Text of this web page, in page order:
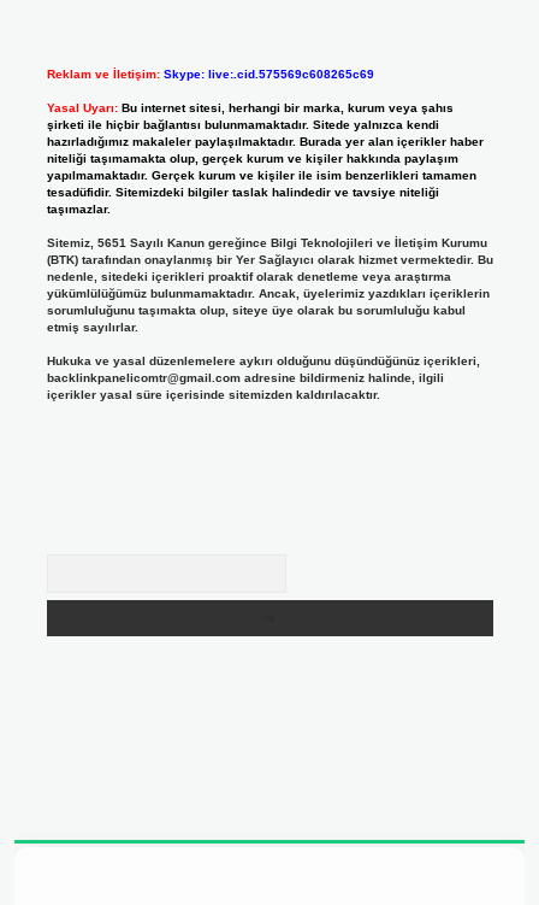
Reklam ve İletişim: Skype: live:.cid.575569c608265c69
Yasal Uyarı: Bu internet sitesi, herhangi bir marka, kurum veya şahıs
şirketi ile hiçbir bağlantısı bulunmamaktadır. Sitede yalnızca kendi
hazırladığımız makaleler paylaşılmaktadır. Burada yer alan içerikler haber
niteliği taşımamakta olup, gerçek kurum ve kişiler hakkında paylaşım
yapılmamaktadır. Gerçek kurum ve kişiler ile isim benzerlikleri tamamen
tesadüfidir. Sitemizdeki bilgiler taslak halindedir ve tavsiye niteliği
taşımazlar.
Sitemiz, 5651 Sayılı Kanun gereğince Bilgi Teknolojileri ve İletişim Kurumu
(BTK) tarafından onaylanmış bir Yer Sağlayıcı olarak hizmet vermektedir. Bu
nedenle, sitedeki içerikleri proaktif olarak denetleme veya araştırma
yükümlülüğümüz bulunmamaktadır. Ancak, üyelerimiz yazdıkları içeriklerin
sorumluluğunu taşımakta olup, siteye üye olarak bu sorumluluğu kabul
etmiş sayılırlar.
Hukuka ve yasal düzenlemelere aykırı olduğunu düşündüğünüz içerikleri,
backlinkpanelicomtr@gmail.comadresine bildirmeniz halinde, ilgili
içerikler yasal süre içerisinde sitemizden kaldırılacaktır.